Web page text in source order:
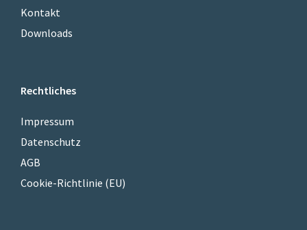
Kontakt
Downloads
Rechtliches
Impressum
Datenschutz
AGB
Cookie-Richtlinie (EU)